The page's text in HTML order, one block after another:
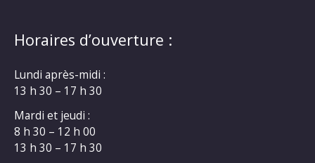
Horaires d’ouverture :
Lundi après-midi :
13 h 30 – 17 h 30
Mardi et jeudi :
8 h 30 – 12 h 00
13 h 30 – 17 h 30